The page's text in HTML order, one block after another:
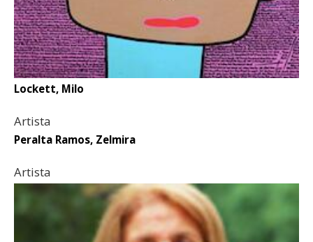
Lockett, Milo
Artista
Peralta Ramos, Zelmira
Artista